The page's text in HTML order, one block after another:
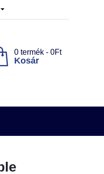
Kosár
0 termék - 0Ft